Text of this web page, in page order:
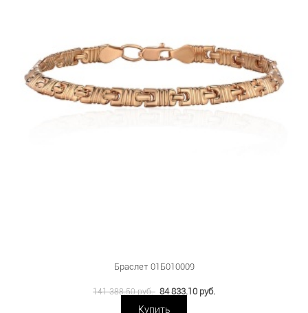
Браслет 01Б010009
141 388.50 руб. 84 833.10 руб.
Купить